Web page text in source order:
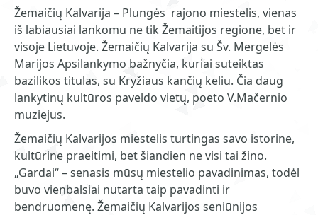
Žemaičių Kalvarija – Plungės rajono miestelis, vienas
iš labiausiai lankomu ne tik Žemaitijos regione, bet ir
visoje Lietuvoje. Žemaičių Kalvarija su Šv. Mergelės
Marijos Apsilankymo bažnyčia, kuriai suteiktas
bazilikos titulas, su Kryžiaus kančių keliu. Čia daug
lankytinų kultūros paveldo vietų, poeto V.Mačernio
muziejus.
Žemaičių Kalvarijos miestelis turtingas savo istorine,
kultūrine praeitimi, bet šiandien ne visi tai žino.
„Gardai“ – senasis mūsų miestelio pavadinimas, todėl
buvo vienbalsiai nutarta taip pavadinti ir
bendruomenę. Žemaičių Kalvarijos seniūnijos